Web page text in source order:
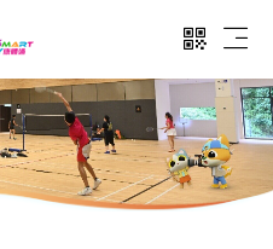
開啓二維
開啓